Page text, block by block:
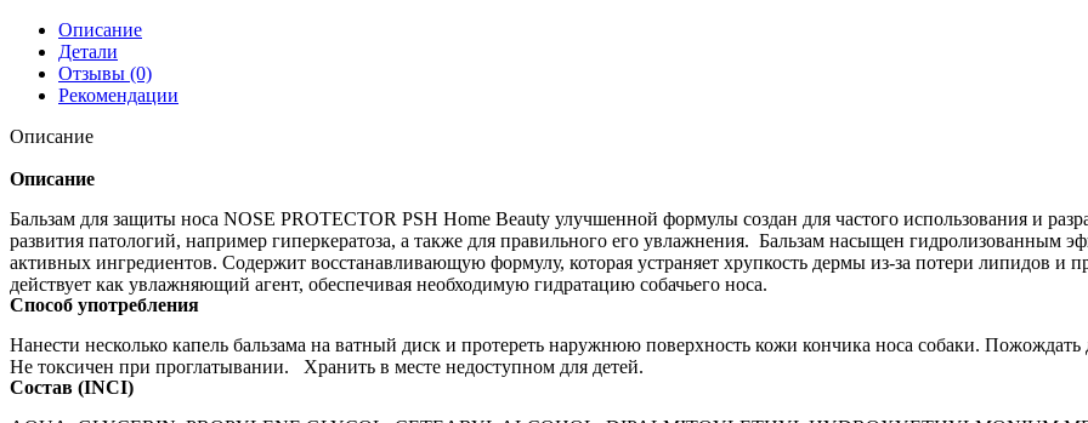
Описание
Детали
Отзывы (0)
Рекомендации
Описание
Описание
Бальзам для защиты носа NOSE PROTECTOR PSH Home Beauty улучшенной формулы создан для частого использования и
развития патологий, например гиперкератоза, а также для правильного его увлажнения. Бальзам насыщен
активных ингредиентов. Содержит восстанавливающую формулу, которая устраняет хрупкость дермы из-за потери липидов
действует как увлажняющий агент, обеспечивая необходимую гидратацию собачьего носа.
Способ употребления
Нанести несколько капель бальзама на ватный диск и протереть наружнюю поверхность кожи кончика носа собаки.
Не токсичен при проглатывании. Хранить в месте недоступном для детей.
Состав (INCI)